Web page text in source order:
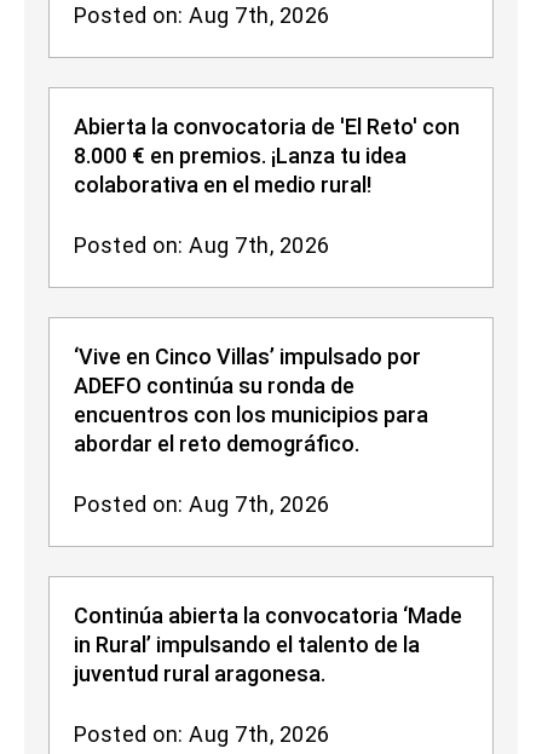
Posted on: Aug 7th, 2026
Abierta la convocatoria de 'El Reto' con
8.000 € en premios. ¡Lanza tu idea
colaborativa en el medio rural!
Posted on: Aug 7th, 2026
‘Vive en Cinco Villas’ impulsado por
ADEFO continúa su ronda de
encuentros con los municipios para
abordar el reto demográfico.
Posted on: Aug 7th, 2026
Continúa abierta la convocatoria ‘Made
in Rural’ impulsando el talento de la
juventud rural aragonesa.
Posted on: Aug 7th, 2026